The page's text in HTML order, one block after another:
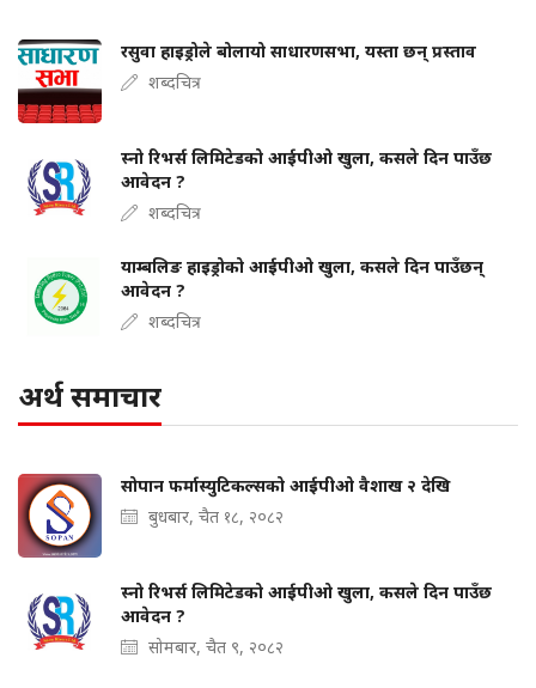
रसुवा हाइड्रोले बोलायो साधारणसभा, यस्ता छन् प्रस्ताव
शब्दचित्र
स्नो रिभर्स लिमिटेडको आईपीओ खुला, कसले दिन पाउँछ
आवेदन ?
शब्दचित्र
याम्बलिङ हाइड्रोको आईपीओ खुला, कसले दिन पाउँछन्
आवेदन ?
शब्दचित्र
अर्थ समाचार
सोपान फर्मास्युटिकल्सको आईपीओ वैशाख २ देखि
बुधबार, चैत १८, २०८२
स्नो रिभर्स लिमिटेडको आईपीओ खुला, कसले दिन पाउँछ
आवेदन ?
सोमबार, चैत ९, २०८२